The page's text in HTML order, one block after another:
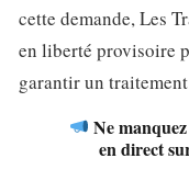
cette demande, Les
en liberté provisoire
garantir un
Ne
en direct